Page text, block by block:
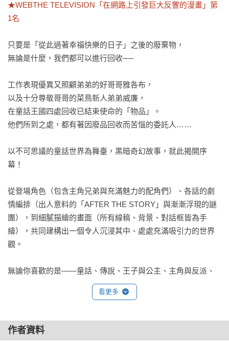
★WEBTHE TELEVISION「在網路上引發巨大反響的漫畫」第
1名
只要是「從此過著幸福快樂的日子」之後的廢棄物，
無論是什麼，我們都可以進行回收──
工作表現優異又照顧弟弟的好哥哥雅各布，
以及十分尊敬哥哥的菜鳥新人弟弟威廉，
在童話王國四處回收已結束使命的「物品」。
他們所到之處，都有著因廢品回收而苦惱的委託人……
以不可思議的童話世界為舞臺，黑暗奇幻故事，就此揭開序
幕！
從登場角色（包含主角兄弟與充滿魅力的配角們）、各話的劇
情編排（出人意料的「AFTER THE STORY」與漸漸浮現的謎
團），到細膩描繪的畫面（所有線稿、背景、對話框皆為手
繪），共同建構出一個令人沉浸其中、處處充滿吸引力的世界
觀。
無論你喜歡的是——童話、傳說、王子與公主、主角與反派、
職場劇、人性劇，還是黑暗奇幻，都能跟隨主角兄弟踏上旅
途，深入奇幻童話世界，盡情享受這段旅程！
【本書特色】
◆創新有趣的「童話故事下集」
看更多
作者資料